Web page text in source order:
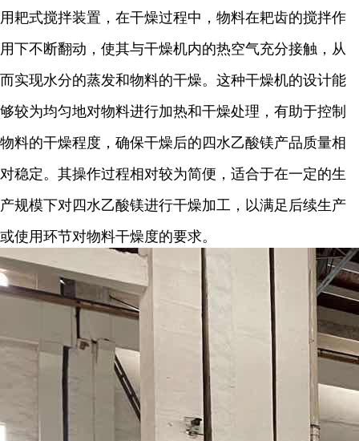
用耙式搅拌装置，在干燥过程中，物料在耙齿的搅拌作
用下不断翻动，使其与干燥机内的热空气充分接触，从
而实现水分的蒸发和物料的干燥。这种干燥机的设计能
够较为均匀地对物料进行加热和干燥处理，有助于控制
物料的干燥程度，确保干燥后的四水乙酸镁产品质量相
对稳定。其操作过程相对较为简便，适合于在一定的生
产规模下对四水乙酸镁进行干燥加工，以满足后续生产
或使用环节对物料干燥度的要求。